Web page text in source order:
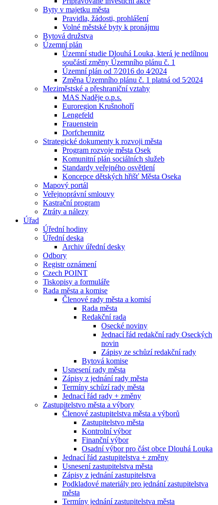
Byty v majetku města
Pravidla, žádosti, prohlášení
Volné městské byty k pronájmu
Bytová družstva
Územní plán
Územní studie Dlouhá Louka, která je nedílnou
součástí změny Územního plánu č. 1
Územní plán od 7⁄2016 do 4⁄2024
Změna Územního plánu č. 1 platná od 5⁄2024
Meziměstské a přeshraniční vztahy
MAS Naděje o.p.s.
Euroregion Krušnohoří
Lengefeld
Frauenstein
Dorfchemnitz
Strategické dokumenty k rozvoji města
Program rozvoje města Osek
Komunitní plán sociálních služeb
Standardy veřejného osvětlení
Koncepce dětských hřišť Města Oseka
Mapový portál
Veřejnoprávní smlouvy
Kastrační program
Ztráty a nálezy
Úřad
Úřední hodiny
Úřední deska
Archiv úřední desky
Odbory
Registr oznámení
Czech POINT
Tiskopisy a formuláře
Rada města a komise
Členové rady města a komisí
Rada města
Redakční rada
Osecké noviny
Jednací řád redakční rady Oseckých
novin
Zápisy ze schůzí redakční rady
Bytová komise
Usnesení rady města
Zápisy z jednání rady města
Termíny schůzí rady města
Jednací řád rady + změny
Zastupitelstvo města a výbory
Členové zastupitelstva města a výborů
Zastupitelstvo města
Kontrolní výbor
Finanční výbor
Osadní výbor pro část obce Dlouhá Louka
Jednací řád zastupitelstva + změny
Usnesení zastupitelstva města
Zápisy z jednání zastupitelstva
Podkladové materiály pro jednání zastupitelstva
města
Termíny jednání zastupitelstva města